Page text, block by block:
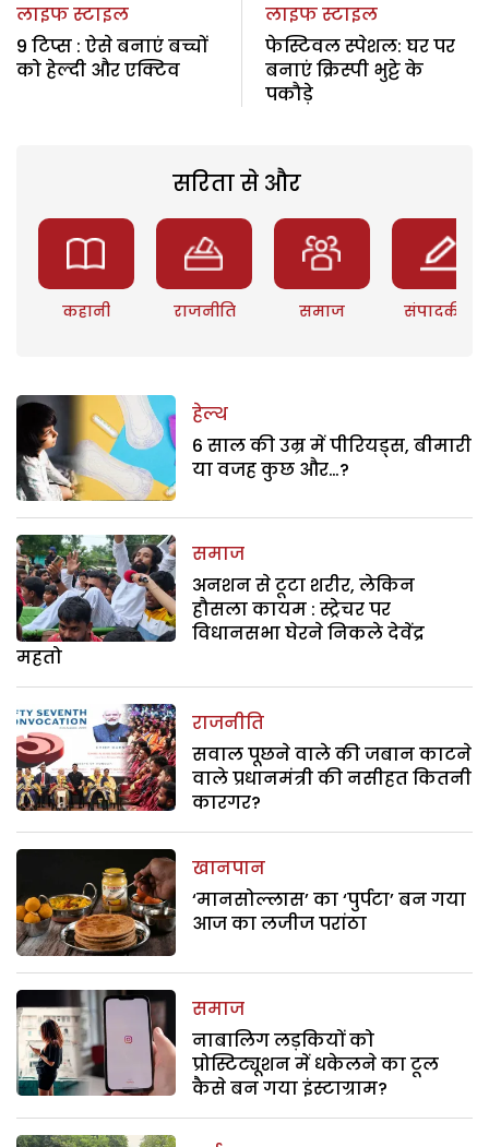
लाइफ स्टाइल
9 टिप्स : ऐसे बनाएं बच्चों
को हेल्दी और एक्टिव
लाइफ स्टाइल
फेस्टिवल स्पेशल: घर पर
बनाएं क्रिस्पी भुट्टे के
पकौड़े
सरिता से और
कहानी राजनीति समाज संपादकीय
हेल्थ
6 साल की उम्र में पीरियड्स, बीमारी
या वजह कुछ और…?
समाज
अनशन से टूटा शरीर, लेकिन
हौसला कायम : स्ट्रेचर पर
विधानसभा घेरने निकले देवेंद्र
महतो
राजनीति
सवाल पूछने वाले की जबान काटने
वाले प्रधानमंत्री की नसीहत कितनी
कारगर?
खानपान
‘मानसोल्लास’ का ‘पुर्पटा’ बन गया
आज का लजीज परांठा
समाज
नाबालिग लड़कियों को
प्रोस्टिट्यूशन में धकेलने का टूल
कैसे बन गया इंस्टाग्राम?